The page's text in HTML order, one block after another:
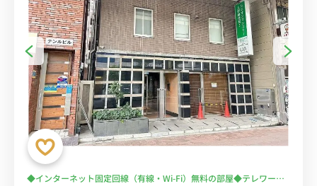
◆インターネット固定回線（有線・Wi-Fi）無料の部屋◆テレワー